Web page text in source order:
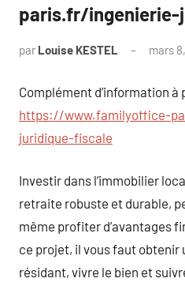
paris.fr/
par Louise KESTEL mars
Complément d’information à
https://www.familyoffice-
juridique-fiscale
Investir dans l’immobilier
retraite robuste et durable,
même profiter d’avantages
ce projet, il vous faut obtenir
résidant, vivre le bien et